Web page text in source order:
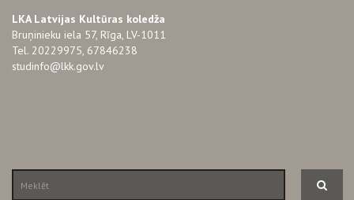
LKA Latvijas Kultūras koledža
Bruņinieku iela 57, Rīga, LV-1011
Tel. 20229975, 67846238
studinfo@lkk.gov.lv